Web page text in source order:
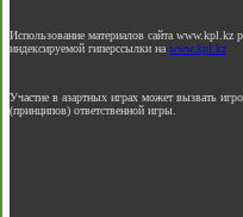
Использование материалов сайта www.kpl.kz
индексируемой гиперссылки на www.kpl.kz
Участие в азартных играх может вызвать
(принципов) ответственной игры.